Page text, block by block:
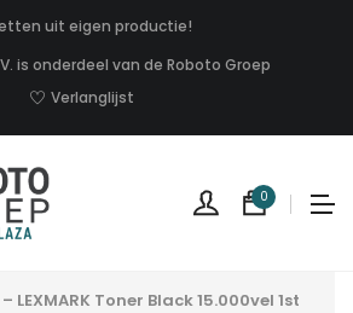
uit eigen productie!
is onderdeel van de Roboto Groep
Verlanglijst
0
LEXMARK Toner Black 15.000vel 1st